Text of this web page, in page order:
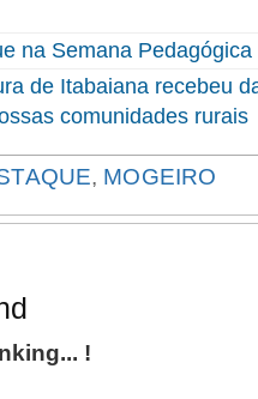
na Semana
de Itabaiana recebeu
comunidades rurais
, MOGEIRO
!